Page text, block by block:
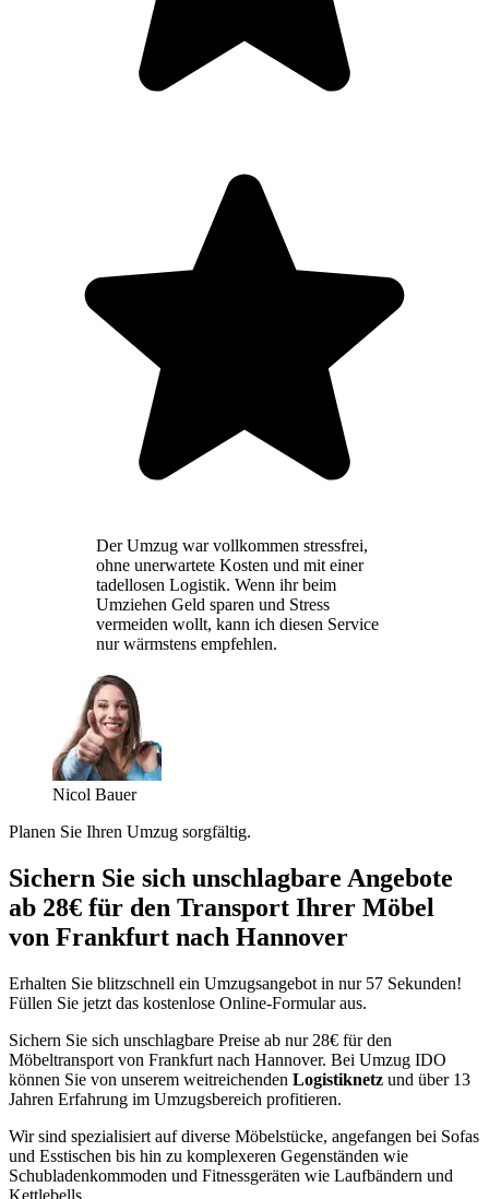
Der Umzug war vollkommen stressfrei,
ohne unerwartete Kosten und mit einer
tadellosen Logistik. Wenn ihr beim
Umziehen Geld sparen und Stress
vermeiden wollt, kann ich diesen Service
nur wärmstens empfehlen.
Nicol Bauer
Planen Sie Ihren Umzug sorgfältig.
Sichern Sie sich unschlagbare Angebote
ab 28€ für den Transport Ihrer Möbel
von Frankfurt nach Hannover
Erhalten Sie blitzschnell ein Umzugsangebot in nur 57 Sekunden!
Füllen Sie jetzt das kostenlose Online-Formular aus.
Sichern Sie sich unschlagbare Preise ab nur 28€ für den
Möbeltransport von Frankfurt nach Hannover. Bei Umzug IDO
können Sie von unserem weitreichenden Logistiknetz und über 13
Jahren Erfahrung im Umzugsbereich profitieren.
Wir sind spezialisiert auf diverse Möbelstücke, angefangen bei Sofas
und Esstischen bis hin zu komplexeren Gegenständen wie
Schubladenkommoden und Fitnessgeräten wie Laufbändern und
Kettlebells.